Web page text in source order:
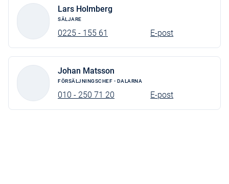
Lars Holmberg
SÄLJARE
0225 - 155 61 E-post
Johan Matsson
FÖRSÄLJNINGSCHEF - DALARNA
010 - 250 71 20 E-post